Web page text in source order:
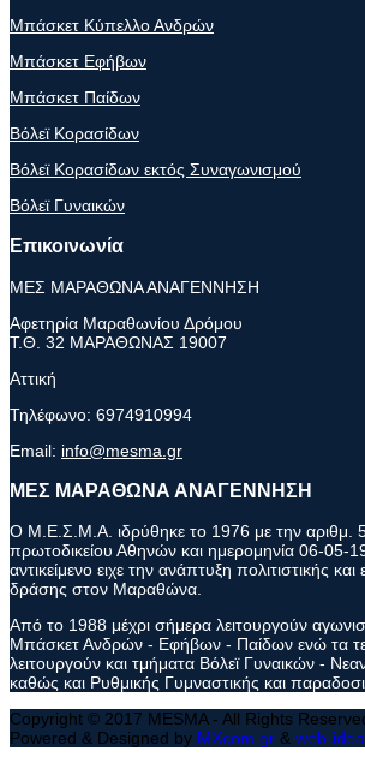
Μπάσκετ Κύπελλο Ανδρών
Μπάσκετ Εφήβων
Μπάσκετ Παίδων
Βόλεϊ Κορασίδων
Βόλεϊ Κορασίδων εκτός Συναγωνισμού
Βόλεϊ Γυναικών
Επικοινωνία
ΜΕΣ ΜΑΡΑΘΩΝΑ ΑΝΑΓΕΝΝΗΣΗ
Αφετηρία Μαραθωνίου Δρόμου
Τ.Θ. 32 ΜΑΡΑΘΩΝΑΣ 19007
Αττική
Τηλέφωνο: 6974910994
Email: info@mesma.gr
ΜΕΣ ΜΑΡΑΘΩΝΑ ΑΝΑΓΕΝΝΗΣΗ
Ο Μ.Ε.Σ.Μ.Α. ιδρύθηκε το 1976 με την αριθμ.
πρωτοδικείου Αθηνών και ημερομηνία 06-05-
αντικείμενο ειχε την ανάπτυξη πολιτιστικής
δράσης στον Μαραθώνα.
Από το 1988 μέχρι σήμερα λειτουργούν
Μπάσκετ Ανδρών - Εφήβων - Παίδων ενώ τα
λειτουργούν και τμήματα Βόλεϊ Γυναικών -
καθώς και Ρυθμικής Γυμναστικής και
Copyright © 2017 MESMA - All Rights
Powered & Designed by MXcom.gr & web-